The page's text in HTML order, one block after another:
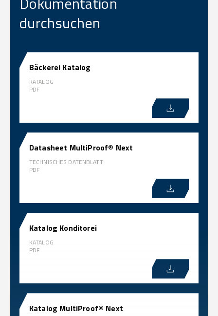
durchsuchen
Bäckerei Katalog
KATALOG
PDF
Datasheet MultiProof® Next
TECHNISCHES DATENBLATT
PDF
Katalog Konditorei
KATALOG
PDF
Katalog MultiProof® Next